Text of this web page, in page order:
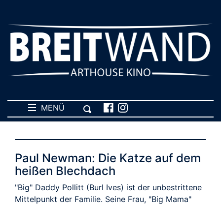
MENÜ
Paul Newman: Die Katze auf dem
heißen Blechdach
"Big" Daddy Pollitt (Burl Ives) ist der unbestrittene
Mittelpunkt der Familie. Seine Frau, "Big Mama"